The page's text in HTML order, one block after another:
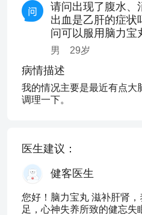
请问出现了腹水、
出血是乙肝的症状
问可以服用脑力宝
男 29岁
病情描述
我的情况主要是最近有点大
调理一下。
医生建议：
健客医生
您好！脑力宝丸 滋补肝肾
足，心神失养所致的健忘失